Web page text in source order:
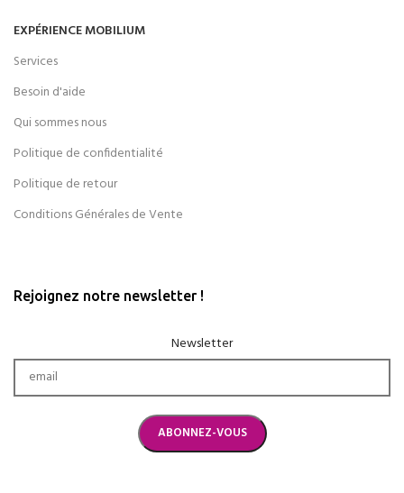
EXPÉRIENCE MOBILIUM
Services
Besoin d'aide
Qui sommes nous
Politique de confidentialité
Politique de retour
Conditions Générales de Vente
Rejoignez notre newsletter !
Newsletter